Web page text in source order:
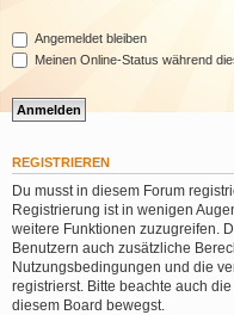
Angemeldet bleiben
Meinen Online-Status während
REGISTRIEREN
Du musst in diesem Forum
Registrierung ist in wenigen
weitere Funktionen zuzugreifen.
Benutzern auch zusätzliche
Nutzungsbedingungen und die
registrierst. Bitte beachte auch
diesem Board bewegst.